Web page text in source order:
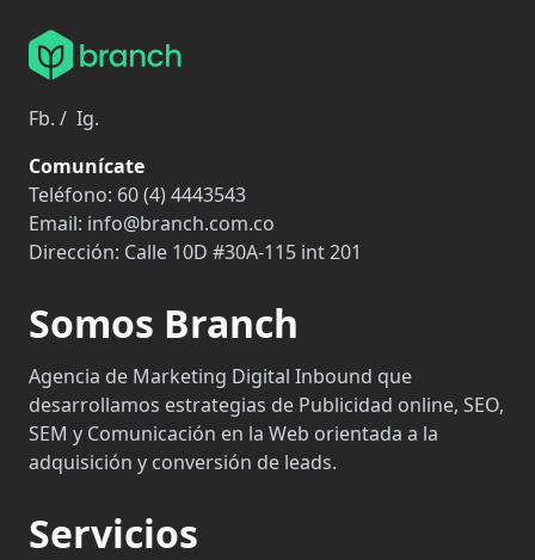
Fb. / Ig.
Comunícate
Teléfono: 60 (4) 4443543
Email: info@branch.com.co
Dirección: Calle 10D #30A-115 int 201
Somos Branch
Agencia de Marketing Digital Inbound que
desarrollamos estrategias de Publicidad online, SEO,
SEM y Comunicación en la Web orientada a la
adquisición y conversión de leads.
Servicios